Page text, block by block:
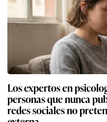
Los expertos en
personas que nunca
redes sociales no